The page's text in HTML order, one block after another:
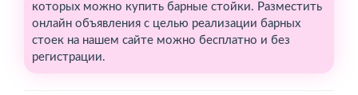
которых можно купить барные стойки. Разместить
онлайн объявления с целью реализации барных
стоек на нашем сайте можно бесплатно и без
регистрации.